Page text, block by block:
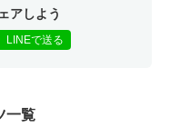
アしよう
LINEで送る
一覧